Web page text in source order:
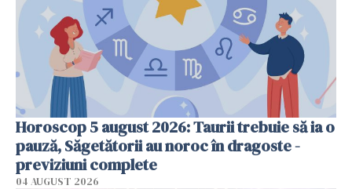
Horoscop 5 august 2026: Taurii trebuie să ia o
pauză, Săgetătorii au noroc în dragoste -
previziuni complete
04 AUGUST 2026